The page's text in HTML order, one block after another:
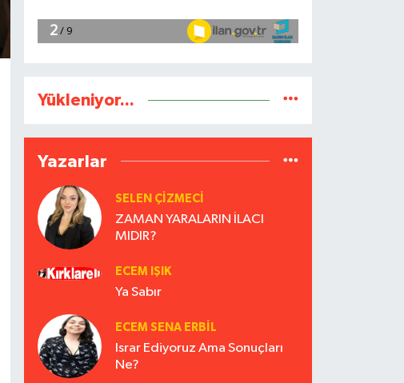
Yükleniyor...
Yazarlar
SELEN ÇİZMECİ
ZAMAN YARALARIN İLACI
MIDIR?
ECEM IŞIK
Ya Sabır
ECEM SENA ERBIL
Israr Ediyoruz Ama Sonuçları
Ne?